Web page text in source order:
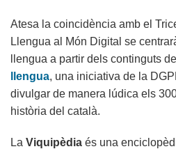
Atesa la coincidència amb el
Llengua al Món Digital se
llengua a partir dels continguts
llengua, una iniciativa de la
divulgar de manera lúdica els
història del català.
La Viquipèdia és una